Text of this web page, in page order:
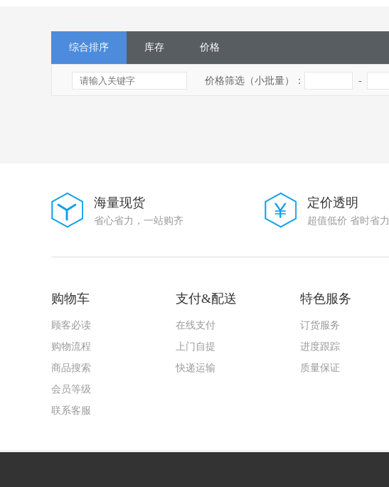
东高志(TOCOS)
风华
国星光电
Goertek(歌尔)
AMASS(艾迈斯)
U-BLOX(优北罗)
Chipanalog(川土微)
广州奥松
Sencoch(芯感智)
AIC(沛亨半导体)
HEROIC/嘉兴禾润电子
综合排序 库存 价格
价格筛选（小批量）： -
海量现货
省心省力，一站购齐
定价透明
超值低价 省时省力
购物车
顾客必读
购物流程
商品搜索
会员等级
联系客服
支付&配送
在线支付
上门自提
快递运输
特色服务
订货服务
进度跟踪
质量保证